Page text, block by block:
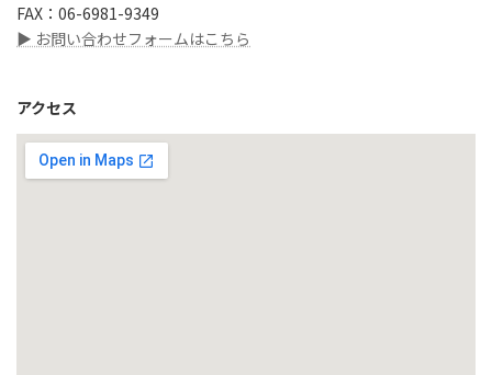
FAX：06-6981-9349
▶ お問い合わせフォームはこちら
アクセス